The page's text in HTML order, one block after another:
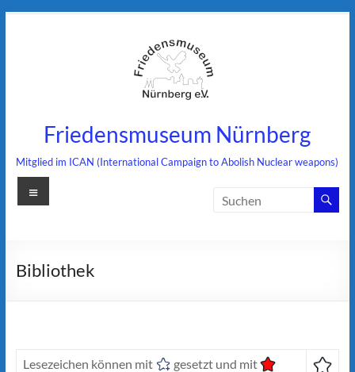
Friedensmuseum Nürnberg
Mitglied im ICAN (International Campaign to Abolish Nuclear weapons)
Menü
Bibliothek
Lesezeichen können mit
gesetzt und mit